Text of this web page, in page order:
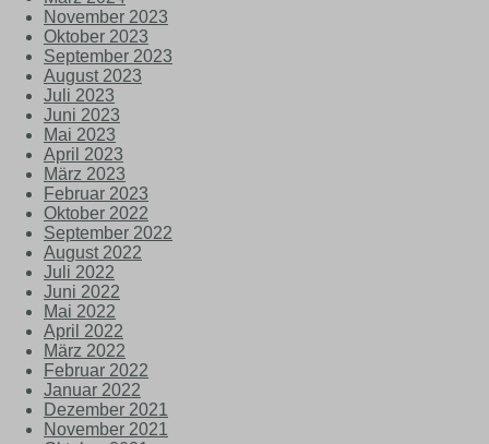
November 2023
Oktober 2023
September 2023
August 2023
Juli 2023
Juni 2023
Mai 2023
April 2023
März 2023
Februar 2023
Oktober 2022
September 2022
August 2022
Juli 2022
Juni 2022
Mai 2022
April 2022
März 2022
Februar 2022
Januar 2022
Dezember 2021
November 2021